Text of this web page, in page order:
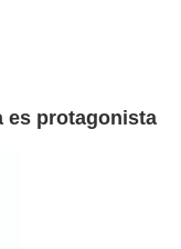
es protagonista